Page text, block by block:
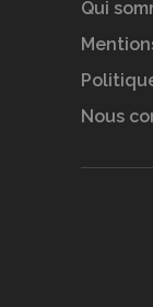
Qui
Nous